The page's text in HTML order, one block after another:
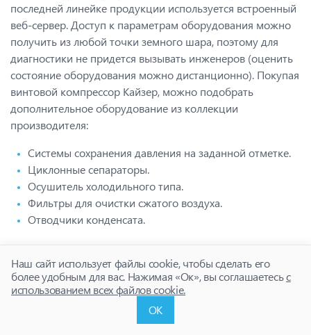
последней линейке продукции используется встроенный
веб-сервер. Доступ к параметрам оборудования можно
получить из любой точки земного шара, поэтому для
диагностики не придется вызывать инженеров (оценить
состояние оборудования можно дистанционно). Покупая
винтовой компрессор Кайзер, можно подобрать
дополнительное оборудование из коллекции
производителя:
Системы сохранения давления на заданной отметке.
Циклонные сепараторы.
Осушитель холодильного типа.
Фильтры для очистки сжатого воздуха.
Отводчики конденсата.
СДЕЛАЙТЕ ЗАКАЗ ВСЕГО ЗА 5 МИНУТ
Компания «Компрессор.ру» является официальным
дилером Kaeser и предлагает весь спектр оборудования
по лучшим расценкам в РФ. Оформить заказ и узнать все
Наш сайт использует файлы cookie, чтобы сделать его
более удобным для вас. Нажимая «Ок», вы соглашаетесьс
использованием всех файлов cookie.
ОК